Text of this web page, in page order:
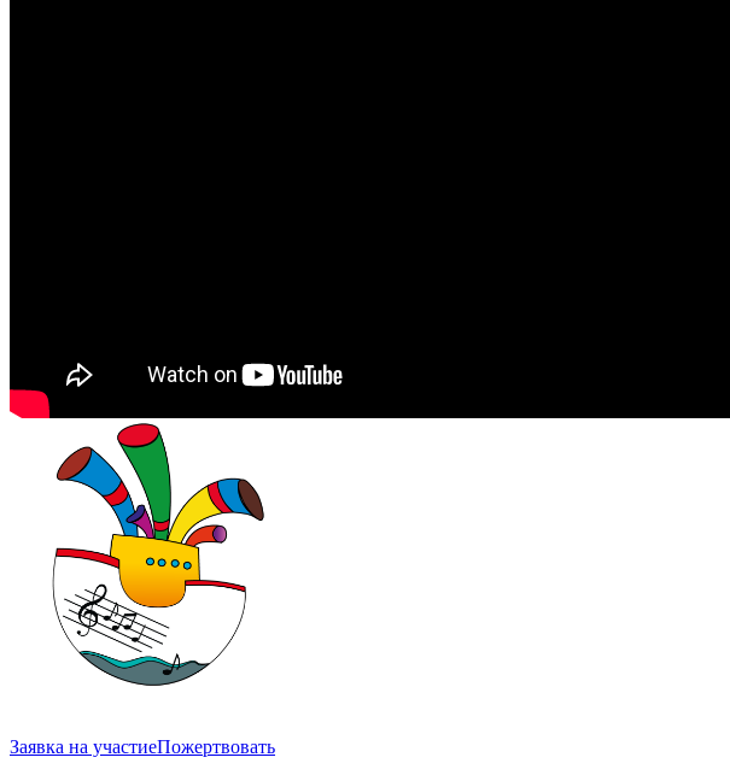
Заявка на участиеПожертвовать